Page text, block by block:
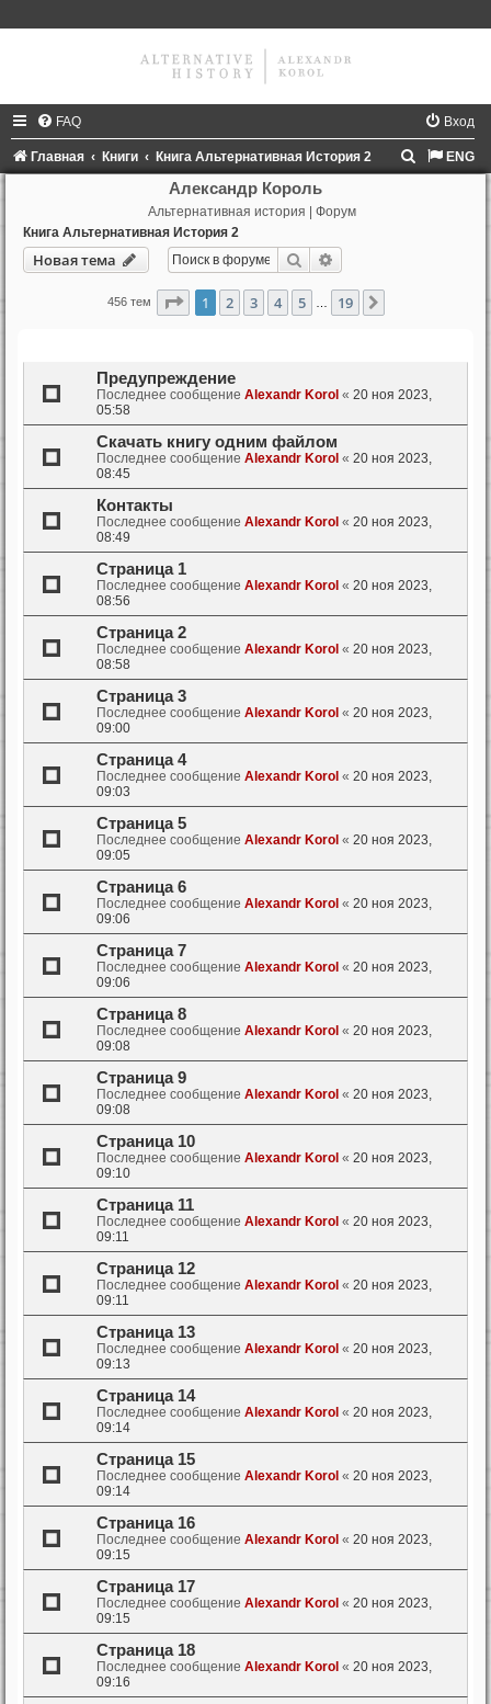
FAQ Вход
Главная Книги Книга Альтернативная История 2 ENG
Александр Король
Альтернативная история | Форум
Книга Альтернативная История 2
Новая тема Поиск
456 тем Страница из 19
1 2 3 4 5 19
Предупреждение
Последнее сообщение Alexandr Korol « 20 ноя 2023,
05:58
Скачать книгу одним файлом
Последнее сообщение Alexandr Korol « 20 ноя 2023,
08:45
Контакты
Последнее сообщение Alexandr Korol « 20 ноя 2023,
08:49
Страница 1
Последнее сообщение Alexandr Korol « 20 ноя 2023,
08:56
Страница 2
Последнее сообщение Alexandr Korol « 20 ноя 2023,
08:58
Страница 3
Последнее сообщение Alexandr Korol « 20 ноя 2023,
09:00
Страница 4
Последнее сообщение Alexandr Korol « 20 ноя 2023,
09:03
Страница 5
Последнее сообщение Alexandr Korol « 20 ноя 2023,
09:05
Страница 6
Последнее сообщение Alexandr Korol « 20 ноя 2023,
09:06
Страница 7
Последнее сообщение Alexandr Korol « 20 ноя 2023,
09:06
Страница 8
Последнее сообщение Alexandr Korol « 20 ноя 2023,
09:08
Страница 9
Последнее сообщение Alexandr Korol « 20 ноя 2023,
09:08
Страница 10
Последнее сообщение Alexandr Korol « 20 ноя 2023,
09:10
Страница 11
Последнее сообщение Alexandr Korol « 20 ноя 2023,
09:11
Страница 12
Последнее сообщение Alexandr Korol « 20 ноя 2023,
09:11
Страница 13
Последнее сообщение Alexandr Korol « 20 ноя 2023,
09:13
Страница 14
Последнее сообщение Alexandr Korol « 20 ноя 2023,
09:14
Страница 15
Последнее сообщение Alexandr Korol « 20 ноя 2023,
09:14
Страница 16
Последнее сообщение Alexandr Korol « 20 ноя 2023,
09:15
Страница 17
Последнее сообщение Alexandr Korol « 20 ноя 2023,
09:15
Страница 18
Последнее сообщение Alexandr Korol « 20 ноя 2023,
09:16